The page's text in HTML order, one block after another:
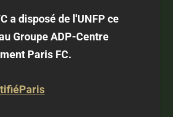
a disposé de l'UNFP ce
Groupe ADP-Centre
Paris FC.